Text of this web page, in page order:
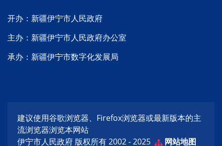
开办：新疆伊宁市人民政府
主办：新疆伊宁市人民政府办公室
承办：新疆伊宁市数字化发展局
建议使用谷歌浏览器、Firefox浏览器或最新版本的主
流浏览器浏览本网站
伊宁市人民政府 版权所有 2002 - 2025
网站地图